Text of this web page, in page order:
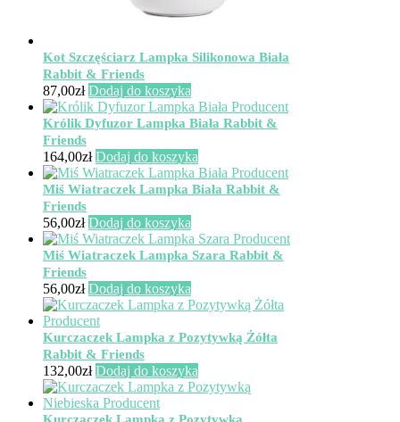
Kot Szczęściarz Lampka Silikonowa Biała
Rabbit & Friends
87,00zł Dodaj do koszyka
Królik Dyfuzor Lampka Biała Rabbit &
Friends
164,00zł Dodaj do koszyka
Miś Wiatraczek Lampka Biała Rabbit &
Friends
56,00zł Dodaj do koszyka
Miś Wiatraczek Lampka Szara Rabbit &
Friends
56,00zł Dodaj do koszyka
Kurczaczek Lampka z Pozytywką Żółta
Rabbit & Friends
132,00zł Dodaj do koszyka